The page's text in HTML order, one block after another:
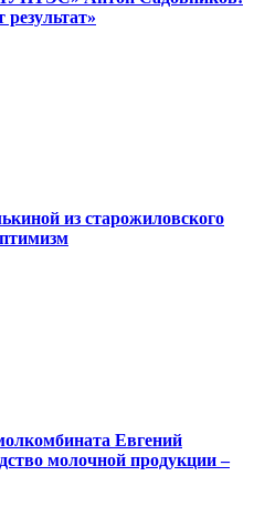
результат»
из старожиловского
Евгений
молочной продукции –